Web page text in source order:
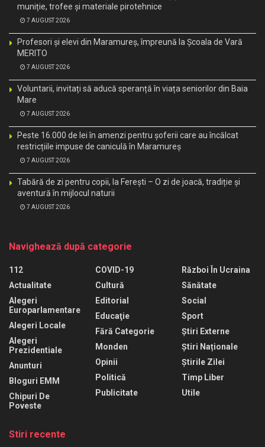
muniție, trofee și materiale pirotehnice
7 AUGUST 2026
Profesori și elevi din Maramureș, împreună la Școala de Vară
MERITO
7 AUGUST 2026
Voluntarii, invitați să aducă speranță în viața seniorilor din Baia
Mare
7 AUGUST 2026
Peste 16.000 de lei în amenzi pentru șoferii care au încălcat
restricțiile impuse de caniculă în Maramureș
7 AUGUST 2026
Tabără de zi pentru copii, la Ferești – O zi de joacă, tradiție și
aventură în mijlocul naturii
7 AUGUST 2026
Navighează după categorie
112
Actualitate
Alegeri
Europarlamentare
Alegeri Locale
Alegeri
Prezidentiale
Anunturi
Bloguri EMM
Chipuri De
Poveste
COVID-19
Cultură
Editorial
Educaţie
Fără Categorie
Monden
Opinii
Politică
Publicitate
Război În Ucraina
Sănătate
Social
Sport
Știri Externe
Știri Naționale
Știrile Zilei
Timp Liber
Utile
Stiri recente